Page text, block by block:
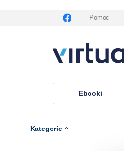
Pomoc
Ebooki
Kategorie